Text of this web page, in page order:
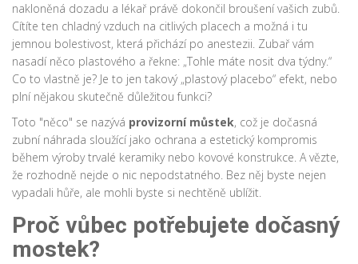
nakloněná dozadu a lékař právě dokončil broušení vašich zubů.
Cítíte ten chladný vzduch na citlivých placech a možná i tu
jemnou bolestivost, která přichází po anestezii. Zubař vám
nasadí něco plastového a řekne: „Tohle máte nosit dva týdny.“
Co to vlastně je? Je to jen takový „plastový placebo“ efekt, nebo
plní nějakou skutečně důležitou funkci?
Toto "něco" se nazývá provizorní můstek, což je dočasná
zubní náhrada sloužící jako ochrana a estetický kompromis
během výroby trvalé keramiky nebo kovové konstrukce. A vězte,
že rozhodně nejde o nic nepodstatného. Bez něj byste nejen
vypadali hůře, ale mohli byste si nechtěně ublížit.
Proč vůbec potřebujete dočasný
mostek?